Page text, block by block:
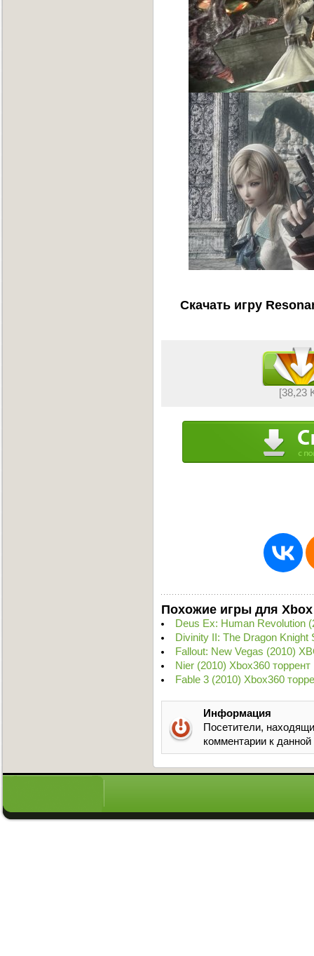
Скачать игру
[38,23
Похожие игры для Xbox
Deus Ex: Human Revolution
Divinity II: The Dragon Knight
Fallout: New Vegas (2010)
Nier (2010) Xbox360 торрент
Fable 3 (2010) Xbox360
Информация
Посетители,
комментарии к